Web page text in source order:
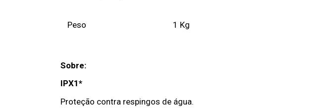
Peso 1 Kg
Sobre:
IPX1*
Proteção contra respingos de água.